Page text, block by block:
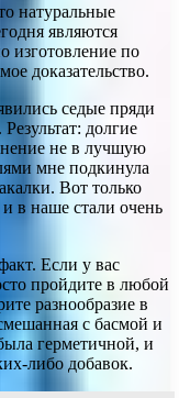
натуральные
являются
изготовление по
доказательство.
седые пряди
долгие
не в лучшую
мне подкинула
Вот только
в наше стали очень
Если у вас
пройдите в любой
разнообразие в
с басмой и
герметичной, и
либо добавок.